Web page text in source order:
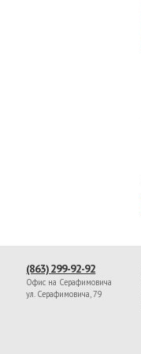
(863) 299-92-92
Офис на Серафимовича
ул. Серафимовича, 79